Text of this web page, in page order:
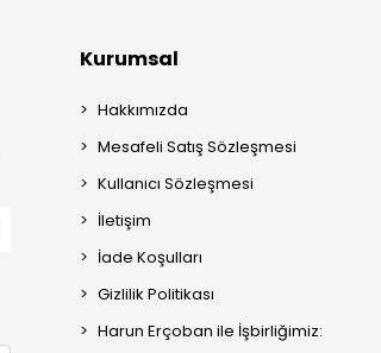
Kurumsal
Hakkımızda
Mesafeli Satış Sözleşmesi
Kullanıcı Sözleşmesi
İletişim
İade Koşulları
Gizlilik Politikası
Harun Erçoban ile İşbirliğimiz: